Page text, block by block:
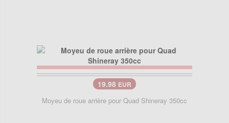
19.98 EUR
Moyeu de roue arrière pour Quad Shineray 350cc